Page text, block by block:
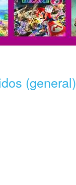
(general)